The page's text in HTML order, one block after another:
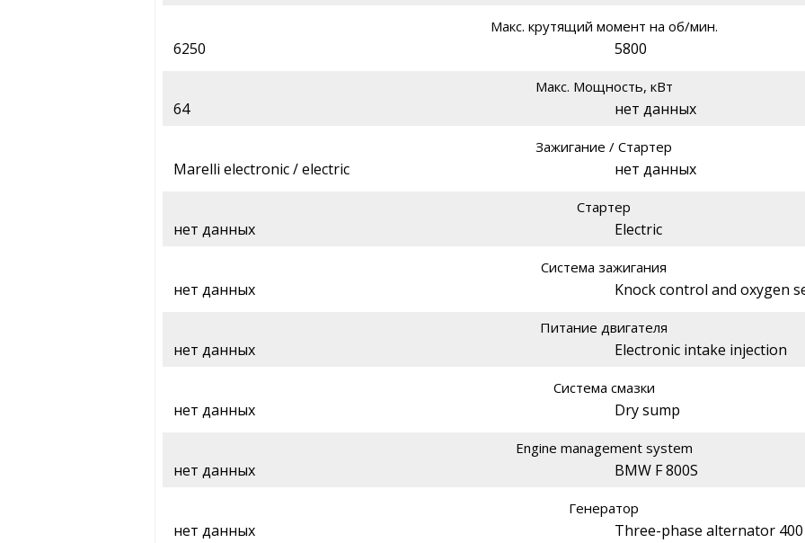
Макс. крутящий момент на об/мин.
6250 5800
Макс. Мощность, кВт
64 нет данных
Зажигание / Стартер
Marelli electronic / electric нет данных
Стартер
нет данных Electric
Система зажигания
нет данных Knock control and oxygen
Питание двигателя
нет данных Electronic intake injection
Система смазки
нет данных Dry sump
Engine management system
нет данных BMW F 800S
Генератор
нет данных Three-phase alternator